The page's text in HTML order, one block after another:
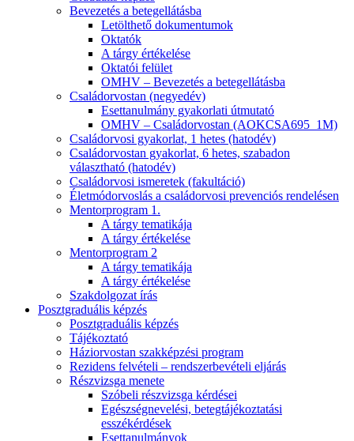
Bevezetés a betegellátásba
Letölthető dokumentumok
Oktatók
A tárgy értékelése
Oktatói felület
OMHV – Bevezetés a betegellátásba
Családorvostan (negyedév)
Esettanulmány gyakorlati útmutató
OMHV – Családorvostan (AOKCSA695_1M)
Családorvosi gyakorlat, 1 hetes (hatodév)
Családorvostan gyakorlat, 6 hetes, szabadon
választható (hatodév)
Családorvosi ismeretek (fakultáció)
Életmódorvoslás a családorvosi prevenciós rendelésen
Mentorprogram 1.
A tárgy tematikája
A tárgy értékelése
Mentorprogram 2
A tárgy tematikája
A tárgy értékelése
Szakdolgozat írás
Posztgraduális képzés
Posztgraduális képzés
Tájékoztató
Háziorvostan szakképzési program
Rezidens felvételi – rendszerbevételi eljárás
Részvizsga menete
Szóbeli részvizsga kérdései
Egészségnevelési, betegtájékoztatási
esszékérdések
Esettanulmányok